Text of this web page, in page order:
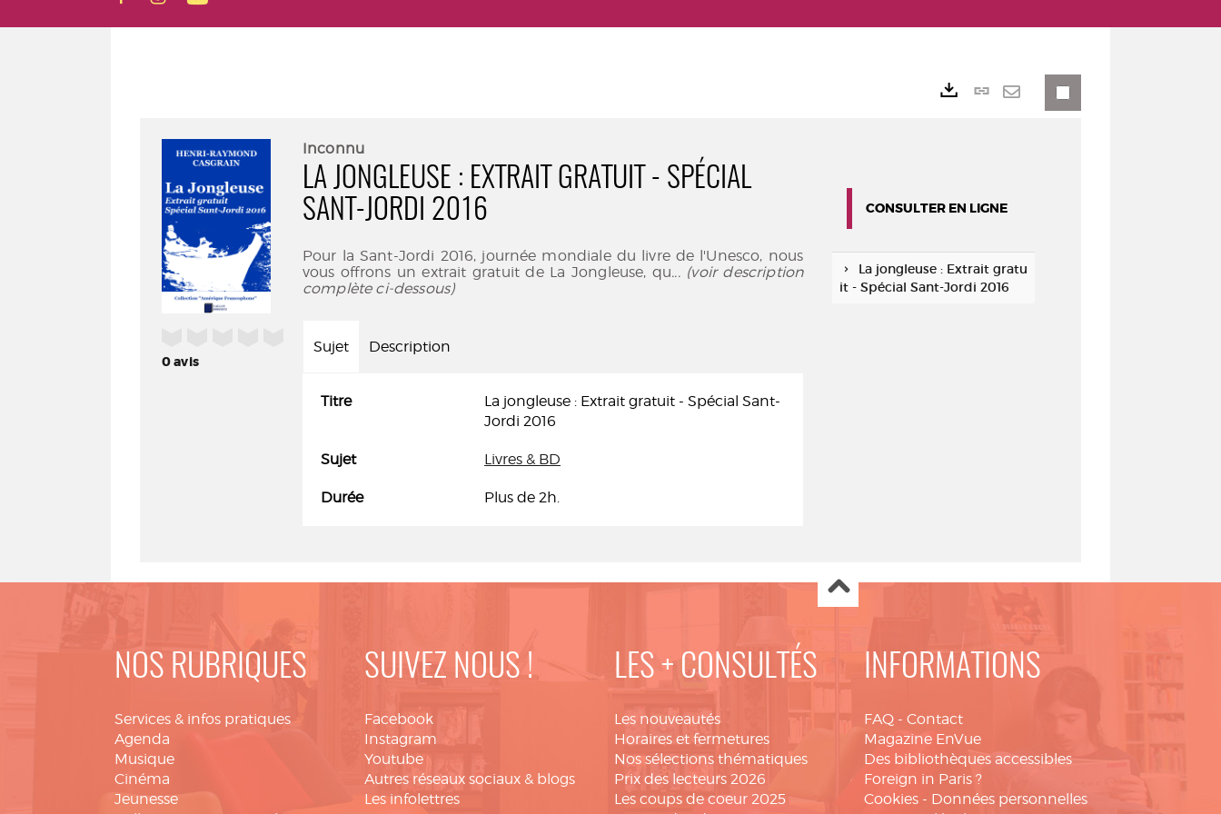
0avis
Inconnu
LA JONGLEUSE : EXTRAIT GRATUIT - SPÉCIAL
SANT-JORDI 2016
Pour la Sant-Jordi 2016, journée mondiale du livre de l'Unesco, nous
vous offrons un extrait gratuit de La Jongleuse, qu... (voir description
complète ci-dessous)
Sujet Description
Titre
La jongleuse : Extrait gratuit - Spécial Sant-
Jordi 2016
Sujet Livres & BD
Durée Plus de 2h.
Lien
CONSULTER EN LIGNE
La jongleuse : Extrait gratu
it - Spécial Sant-Jordi 2016
NOS RUBRIQUES
Services & infos pratiques
Agenda
Musique
Cinéma
Jeunesse
SUIVEZ NOUS !
Facebook
Instagram
Youtube
Autres réseaux sociaux & blogs
Les infolettres
LES + CONSULTÉS
Les nouveautés
Horaires et fermetures
Nos sélections thématiques
Prix des lecteurs 2026
Les coups de coeur 2025
INFORMATIONS
FAQ - Contact
Magazine EnVue
Des bibliothèques accessibles
Foreign in Paris ?
Cookies - Données personnelles